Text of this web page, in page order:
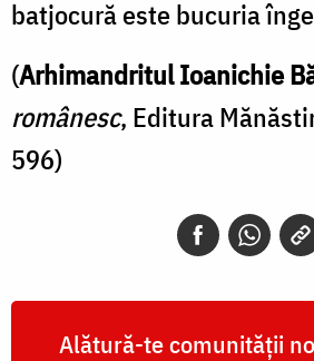
batjocură este bucuria
(Arhimandritul Ioanichie
românesc, Editura
596)
Alătură-te comunității